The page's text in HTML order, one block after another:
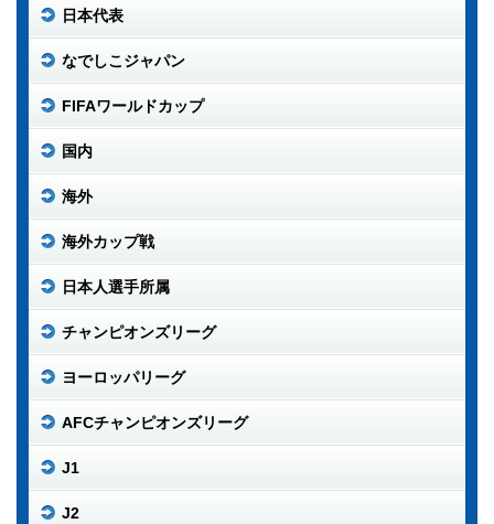
日本代表
なでしこジャパン
FIFAワールドカップ
国内
海外
海外カップ戦
日本人選手所属
チャンピオンズリーグ
ヨーロッパリーグ
AFCチャンピオンズリーグ
J1
J2